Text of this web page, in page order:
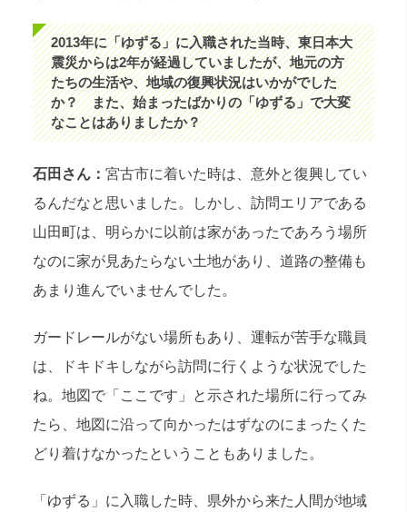
2013年に「ゆずる」に入職された当時、東日本大
震災からは2年が経過していましたが、地元の方
たちの生活や、地域の復興状況はいかがでした
か？ また、始まったばかりの「ゆずる」で大変
なことはありましたか？
石田さん： 宮古市に着いた時は、意外と復興してい
るんだなと思いました。しかし、訪問エリアである
山田町は、明らかに以前は家があったであろう場所
なのに家が見あたらない土地があり、道路の整備も
あまり進んでいませんでした。
ガードレールがない場所もあり、運転が苦手な職員
は、ドキドキしながら訪問に行くような状況でした
ね。地図で「ここです」と示された場所に行ってみ
たら、地図に沿って向かったはずなのにまったくた
どり着けなかったということもありました。
「ゆずる」に入職した時、県外から来た人間が地域